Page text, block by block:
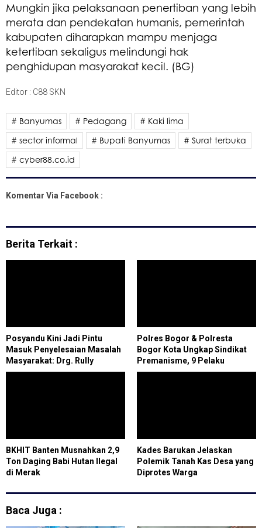
Mungkin jika pelaksanaan penertiban yang lebih
merata dan pendekatan humanis, pemerintah
kabupaten diharapkan mampu menjaga
ketertiban sekaligus melindungi hak
penghidupan masyarakat kecil. (BG)
Editor : C88 SKN
# Banyumas # Pedagang
# Kaki lima
# sector informal
# Bupati Banyumas
# Surat terbuka
# cyber88.co.id
Komentar Via Facebook :
Berita Terkait :
Posyandu Kini Jadi Pintu
Masuk Penyelesaian Masalah
Masyarakat: Drg. Rully
Kusumawardhany Ungkap
Polres Bogor & Polresta
Bogor Kota Ungkap Sindikat
Premanisme, 9 Pelaku
Diciduk, Puluhan Motor Disita
BKHIT Banten Musnahkan 2,9
Ton Daging Babi Hutan Ilegal
di Merak
Kades Barukan Jelaskan
Polemik Tanah Kas Desa yang
Diprotes Warga
Baca Juga :